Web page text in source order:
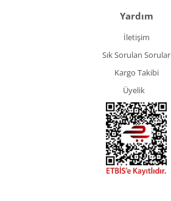
Yardım
İletişim
Sık Sorulan Sorular
Kargo Takibi
Üyelik